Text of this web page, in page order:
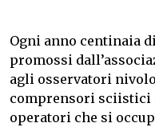
Ogni anno centinaia
promossi
agli osservatori
comprensori sciistici
operatori che si